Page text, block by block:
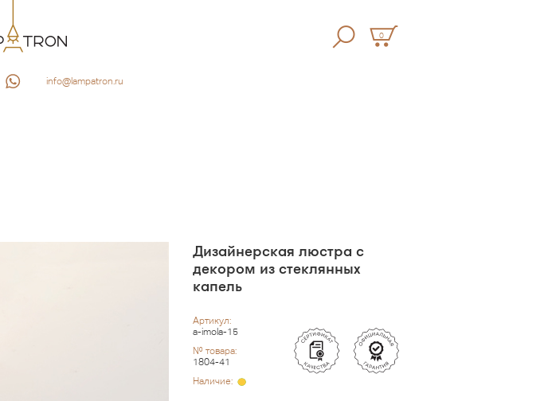
0
info@lampatron.ru
Дизайнерская люстра с
декором из стеклянных
капель
Артикул:
a-imola-15
№ товара:
1804-41
Наличие: